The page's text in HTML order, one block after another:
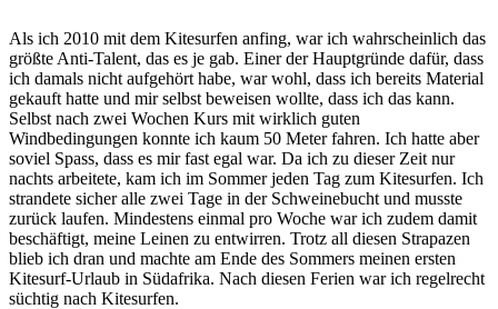
Als ich 2010 mit dem Kitesurfen anfing, war ich wahrscheinlich das
größte Anti-Talent, das es je gab. Einer der Hauptgründe dafür, dass
ich damals nicht aufgehört habe, war wohl, dass ich bereits Material
gekauft hatte und mir selbst beweisen wollte, dass ich das kann.
Selbst nach zwei Wochen Kurs mit wirklich guten
Windbedingungen konnte ich kaum 50 Meter fahren. Ich hatte aber
soviel Spass, dass es mir fast egal war. Da ich zu dieser Zeit nur
nachts arbeitete, kam ich im Sommer jeden Tag zum Kitesurfen. Ich
strandete sicher alle zwei Tage in der Schweinebucht und musste
zurück laufen. Mindestens einmal pro Woche war ich zudem damit
beschäftigt, meine Leinen zu entwirren. Trotz all diesen Strapazen
blieb ich dran und machte am Ende des Sommers meinen ersten
Kitesurf-Urlaub in Südafrika. Nach diesen Ferien war ich regelrecht
süchtig nach Kitesurfen.